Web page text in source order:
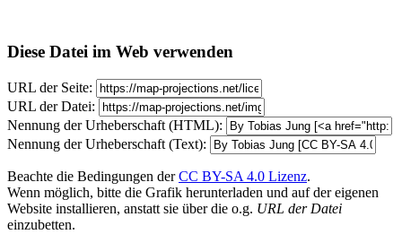
Diese Datei im Web verwenden
URL der Seite:
URL der Datei:
Nennung der Urheberschaft (HTML):
Nennung der Urheberschaft (Text):
Beachte die Bedingungen derCC BY-SA 4.0 Lizenz.
Wenn möglich, bitte die Grafik herunterladen und auf der eigenen
Website installieren, anstatt sie über die o.g. URL der Datei
einzubetten.